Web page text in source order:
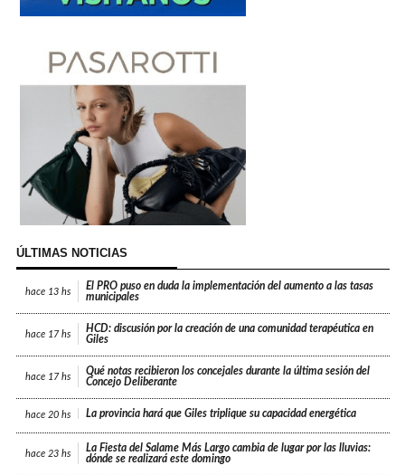
ÚLTIMAS NOTICIAS
hace 13 hs
El PRO puso en duda la implementación del aumento a las tasas
municipales
hace 17 hs
HCD: discusión por la creación de una comunidad terapéutica en
Giles
hace 17 hs
Qué notas recibieron los concejales durante la última sesión del
Concejo Deliberante
hace 20 hs La provincia hará que Giles triplique su capacidad energética
hace 23 hs
La Fiesta del Salame Más Largo cambia de lugar por las lluvias:
dónde se realizará este domingo